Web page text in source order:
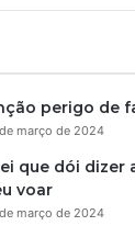
perigo de
março de 2024
que dói dizer
voar
março de 2024